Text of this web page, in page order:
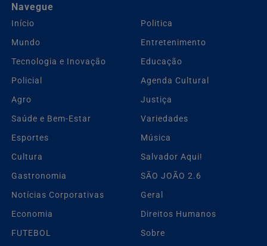
Navegue
Início
Politica
Mundo
Entretenimento
Tecnologia e Inovação
Educação
Policial
Agenda Cultural
Agro
Justiça
Saúde e Bem-Estar
Variedades
Esportes
Música
Cultura
Salvador Aqui!
Gastronomia
SÃO JOÃO 2.6
Notícias Corporativas
Geral
Economia
Direitos Humanos
FUTEBOL
Sobre